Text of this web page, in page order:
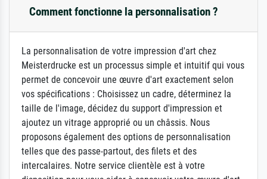
Comment fonctionne la personnalisation ?
La personnalisation de votre impression d'art chez
Meisterdrucke est un processus simple et intuitif qui vous
permet de concevoir une œuvre d'art exactement selon
vos spécifications : Choisissez un cadre, déterminez la
taille de l'image, décidez du support d'impression et
ajoutez un vitrage approprié ou un châssis. Nous
proposons également des options de personnalisation
telles que des passe-partout, des filets et des
intercalaires. Notre service clientèle est à votre